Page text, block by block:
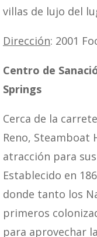
villas de lujo del
Dirección: 2001
Centro de
Springs
Cerca de la
Reno, Steamboat
atracción para
Establecido en
donde tanto los
primeros
para aprovechar